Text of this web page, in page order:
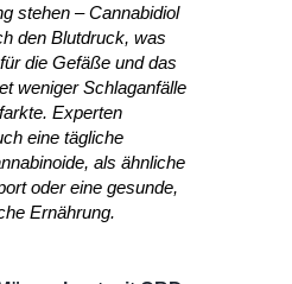
stehen – Cannabidiol
den Blutdruck, was
die Gefäße und das
weniger Schlaganfälle
Experten
eine tägliche
als ähnliche
oder eine gesunde,
Ernährung.